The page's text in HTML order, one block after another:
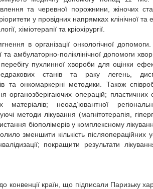
та черевної порожнини, жіночих
у провідних напрямках клінічної та
хіміотерапії та кріохірургії.
в організації онкологічної
та амбулаторно-поліклінічної допомоги
перебігу пухлинної хвороби для оцінки
станів та раку легень,
та онкомаркерні методики. Також
органозберігаючих операцій;
матеріалів; неоад’ювантної
методи лікування (магнітотерапія,
біополімерів у комплексному
зменшити кількість післяопераційних
покращити результати
конвенції країн, що підписали Паризьку